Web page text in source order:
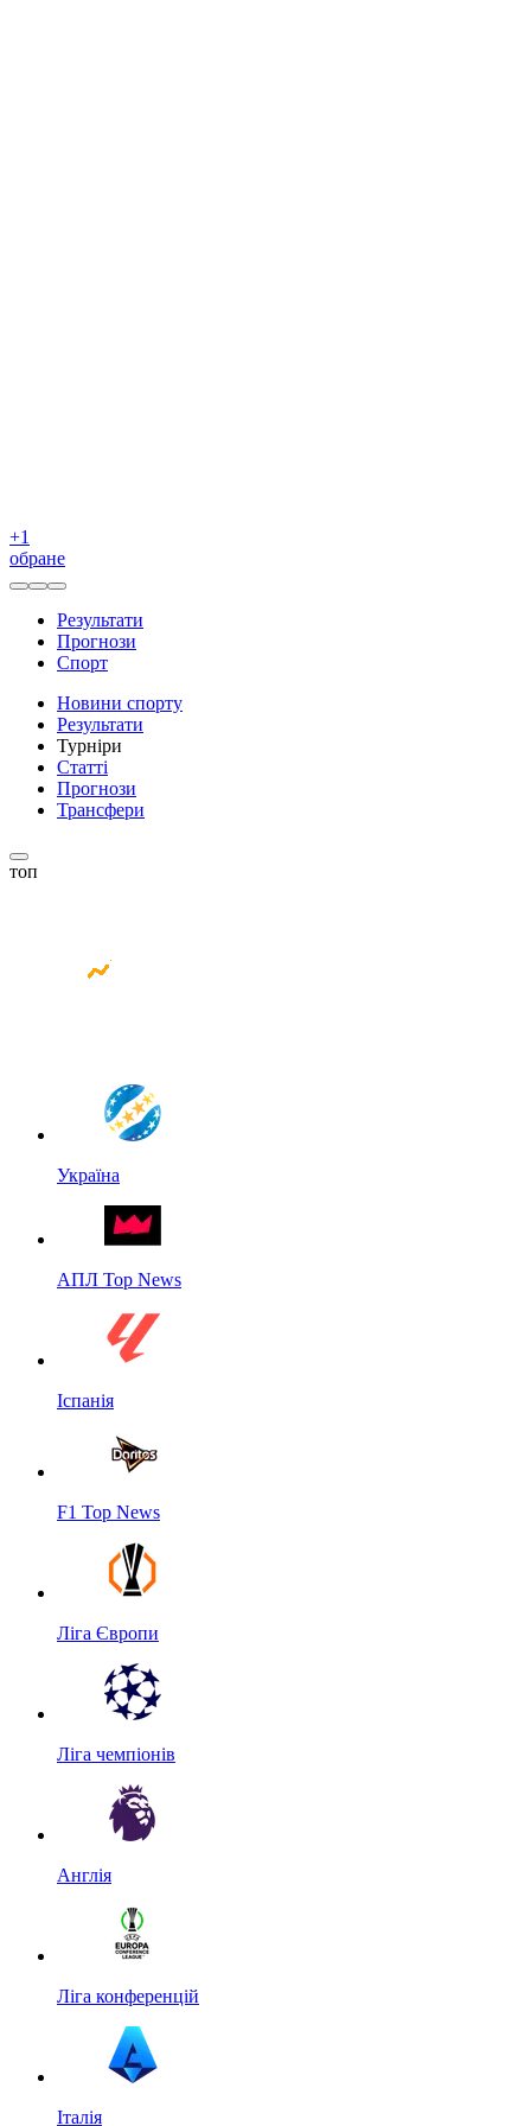
+1
обране
Результати
Прогнози
Спорт
Новини спорту
Результати
Турніри
Статті
Прогнози
Трансфери
топ
Україна
АПЛ Top News
Іспанія
F1 Top News
Ліга Європи
Ліга чемпіонів
Англія
Ліга конференцій
Італія